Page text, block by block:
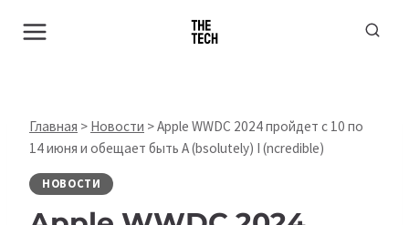
Главная > Новости >Apple WWDC 2024 пройдет с 10 по
14 июня и обещает быть A (bsolutely) I (ncredible)
НОВОСТИ